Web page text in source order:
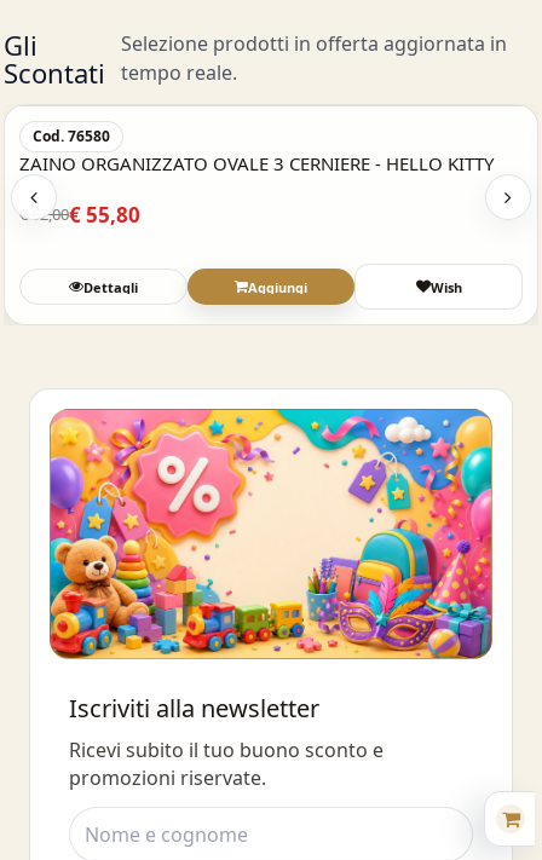
Gli
Scontati
Selezione prodotti in offerta aggiornata in
tempo reale.Acquisto Veloce
Cod. 251134
Zaino Zainetto Asilo Scuola - DISNEY STITCH
€ 29,99€ 14,99
Dettagli Aggiungi Wish
del 10%
Iscriviti alla newsletter
Ricevi subito il tuo buono sconto e
promozioni riservate.